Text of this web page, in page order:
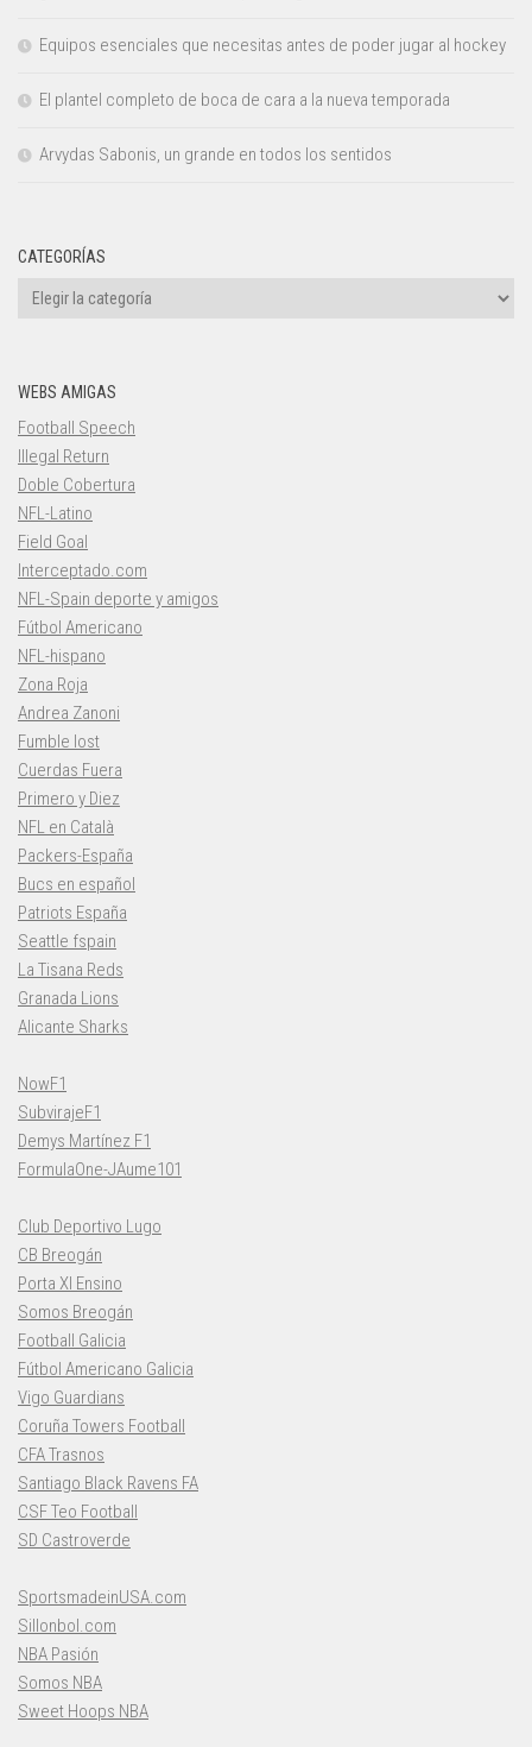
Equipos esenciales que necesitas antes de poder jugar al hockey
El plantel completo de boca de cara a la nueva temporada
Arvydas Sabonis, un grande en todos los sentidos
CATEGORÍAS
Categorías
WEBS AMIGAS
Football Speech
Illegal Return
Doble Cobertura
NFL-Latino
Field Goal
Interceptado.com
NFL-Spain deporte y amigos
Fútbol Americano
NFL-hispano
Zona Roja
Andrea Zanoni
Fumble lost
Cuerdas Fuera
Primero y Diez
NFL en Català
Packers-España
Bucs en español
Patriots España
Seattle fspain
La Tisana Reds
Granada Lions
Alicante Sharks
NowF1
SubvirajeF1
Demys Martínez F1
FormulaOne-JAume101
Club Deportivo Lugo
CB Breogán
Porta XI Ensino
Somos Breogán
Football Galicia
Fútbol Americano Galicia
Vigo Guardians
Coruña Towers Football
CFA Trasnos
Santiago Black Ravens FA
CSF Teo Football
SD Castroverde
SportsmadeinUSA.com
Sillonbol.com
NBA Pasión
Somos NBA
Sweet Hoops NBA